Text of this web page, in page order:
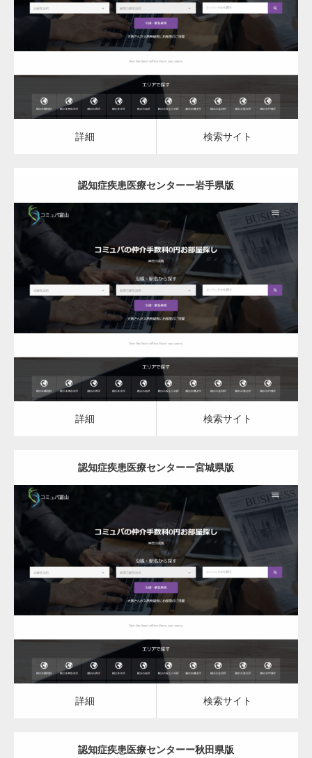
認知症疾患医療センター
詳細 検索サイト
詳細 検索サイト
認知症疾患医療センターー岩手県版
更新日： 2023.03.10
認知症疾患医療センター
詳細 検索サイト
詳細 検索サイト
認知症疾患医療センターー宮城県版
更新日： 2023.03.10
認知症疾患医療センター
詳細 検索サイト
詳細 検索サイト
認知症疾患医療センターー秋田県版